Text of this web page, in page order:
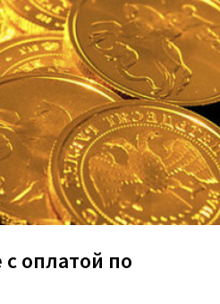
оплатой по